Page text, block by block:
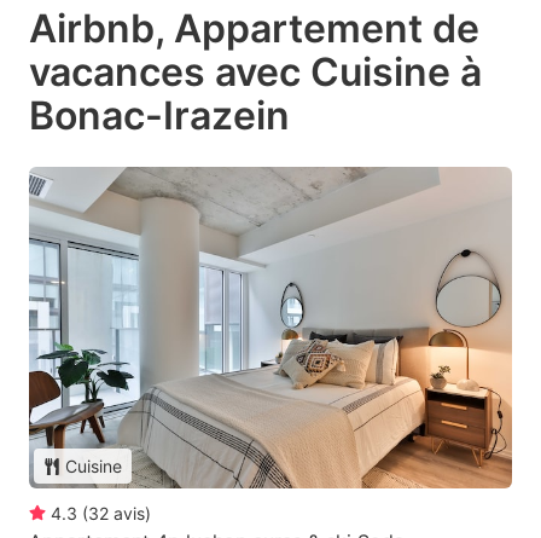
Airbnb, Appartement de
vacances avec Cuisine à
Bonac-Irazein
Cuisine
4.3 (32 avis)